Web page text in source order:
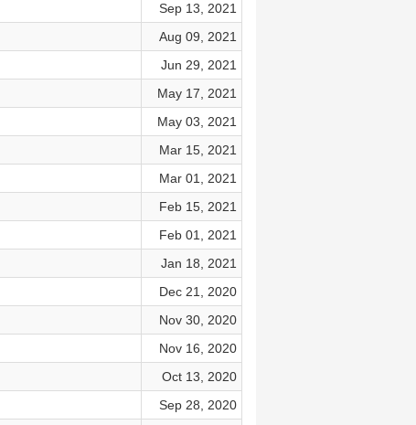
Sep 13, 2021
Aug 09, 2021
Jun 29, 2021
May 17, 2021
May 03, 2021
Mar 15, 2021
Mar 01, 2021
Feb 15, 2021
Feb 01, 2021
Jan 18, 2021
Dec 21, 2020
Nov 30, 2020
Nov 16, 2020
Oct 13, 2020
Sep 28, 2020